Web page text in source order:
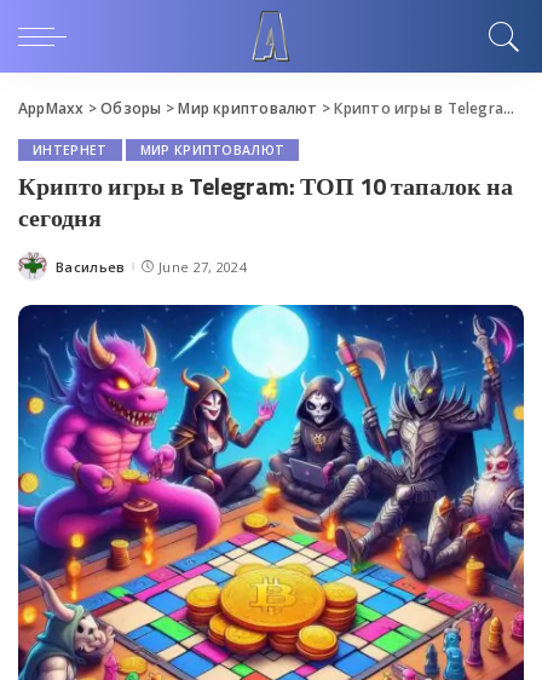
AppMaxx >Обзоры >Мир криптовалют >Крипто игры в Telegram: ТОП 10 тапалок на сегодня
ИНТЕРНЕТ МИР КРИПТОВАЛЮТ
Крипто игры в Telegram: ТОП 10 тапалок на
сегодня
Posted
Васильев June 27, 2024